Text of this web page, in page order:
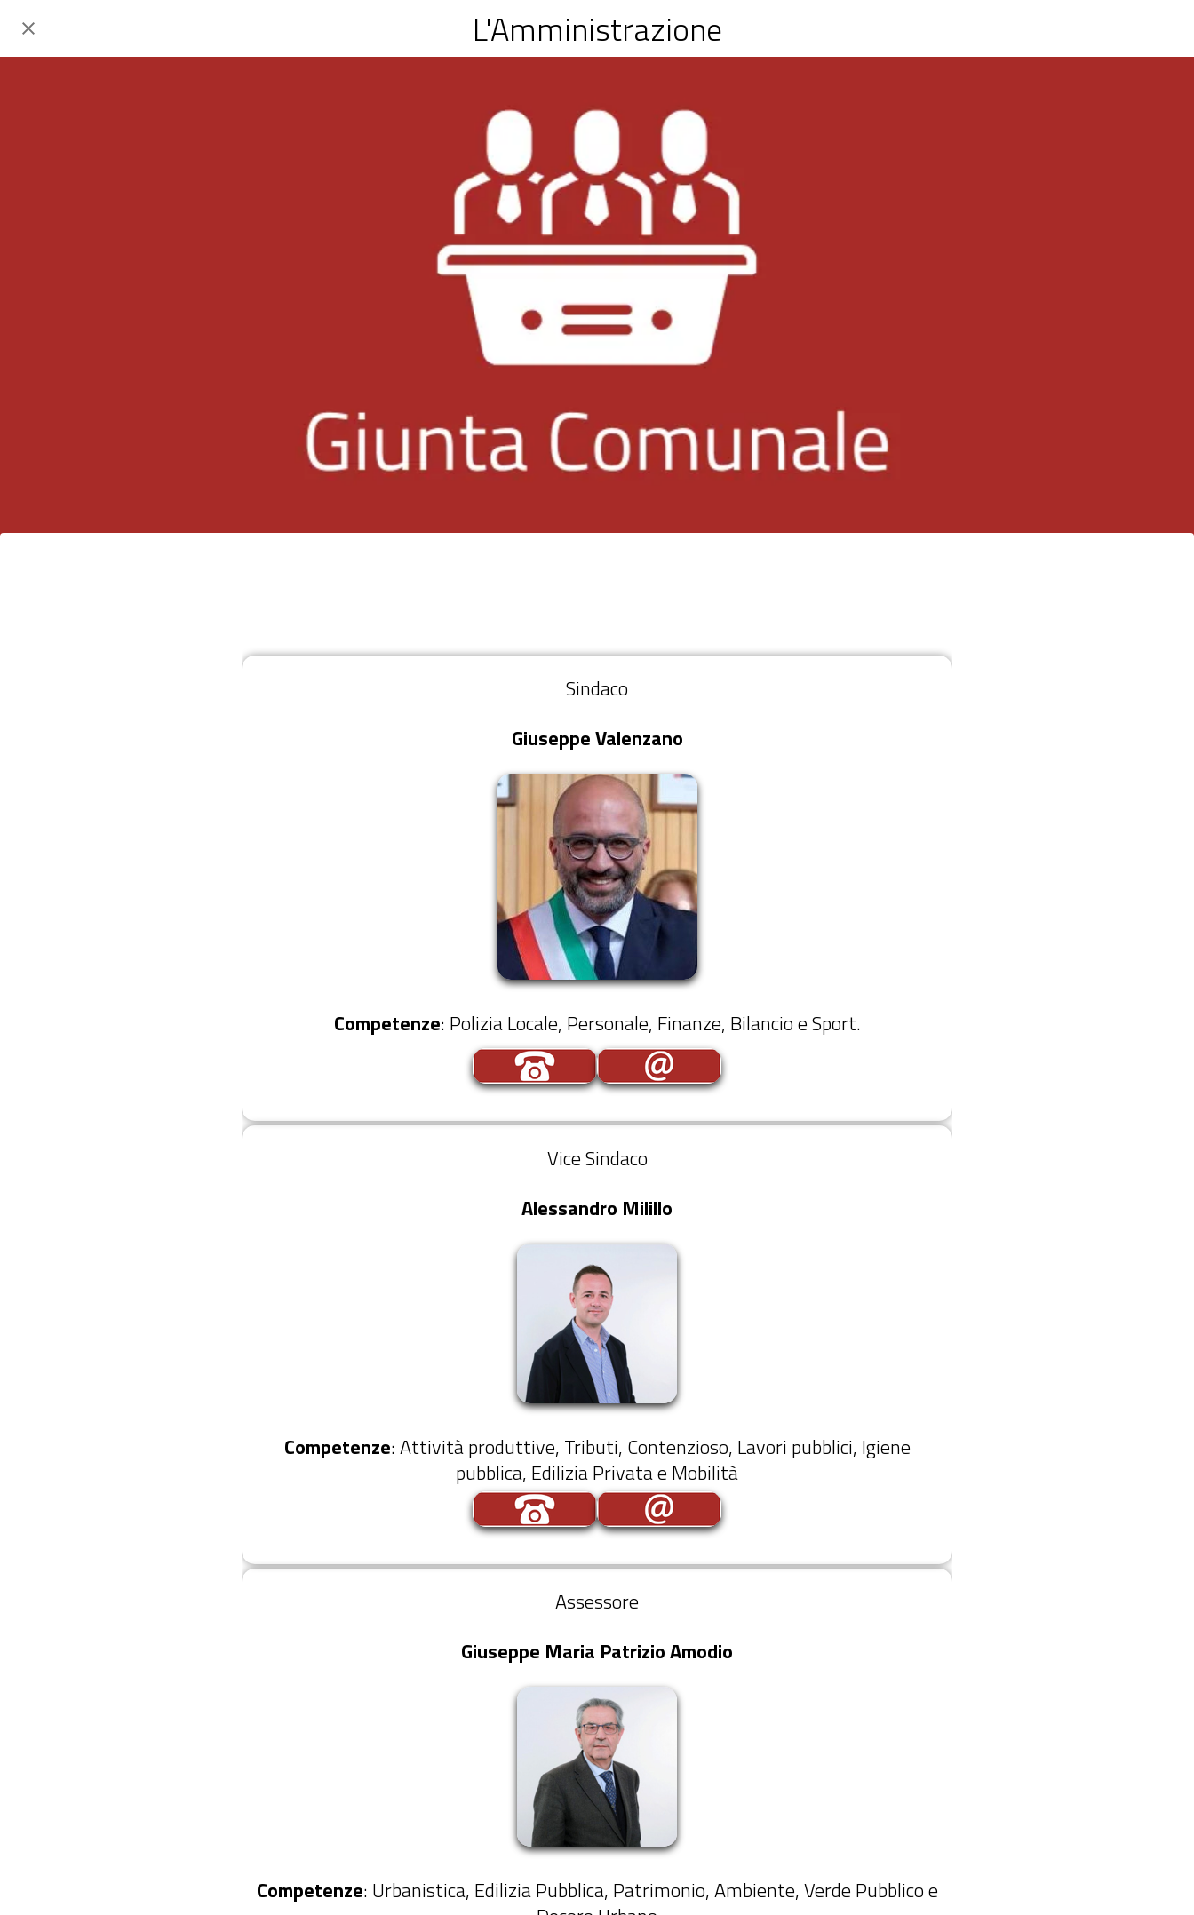
L'Amministrazione
Sindaco
Giuseppe Valenzano
Competenze: Polizia Locale, Personale, Finanze, Bilancio e Sport.
Vice Sindaco
Alessandro Milillo
Competenze: Attività produttive, Tributi, Contenzioso, Lavori pubblici, Igiene
pubblica, Edilizia Privata e Mobilità
Assessore
Giuseppe Maria Patrizio Amodio
Competenze: Urbanistica, Edilizia Pubblica, Patrimonio, Ambiente, Verde Pubblico e